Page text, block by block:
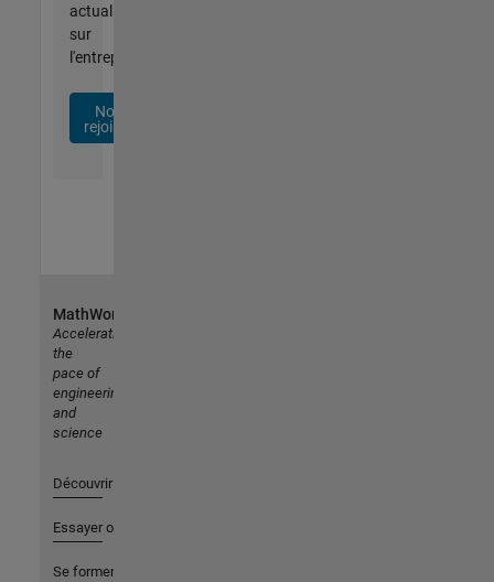
actualités
sur
l'entreprise.
Nous
rejoindre
MathWorks
Accelerating
the
pace of
engineering
and
science
Découvrir les produits
Essayer ou acheter
Se former